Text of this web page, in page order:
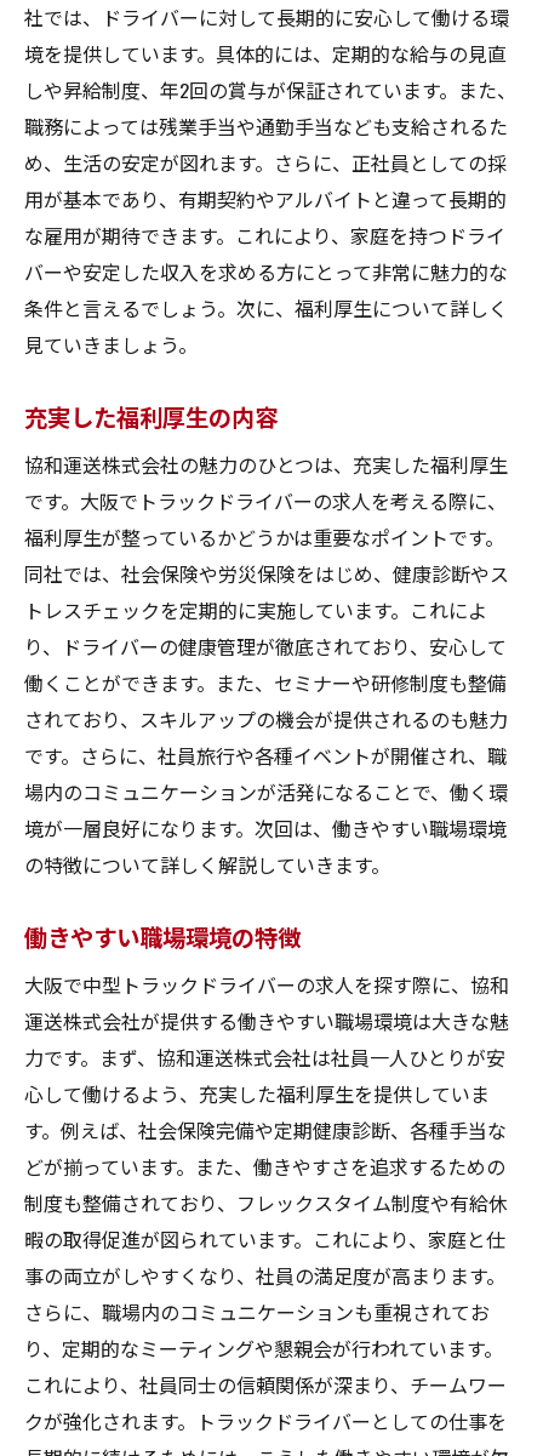
社では、ドライバーに対して長期的に安心して働ける環
境を提供しています。具体的には、定期的な給与の見直
しや昇給制度、年2回の賞与が保証されています。また、
職務によっては残業手当や通勤手当なども支給されるた
め、生活の安定が図れます。さらに、正社員としての採
用が基本であり、有期契約やアルバイトと違って長期的
な雇用が期待できます。これにより、家庭を持つドライ
バーや安定した収入を求める方にとって非常に魅力的な
条件と言えるでしょう。次に、福利厚生について詳しく
見ていきましょう。
充実した福利厚生の内容
協和運送株式会社の魅力のひとつは、充実した福利厚生
です。大阪でトラックドライバーの求人を考える際に、
福利厚生が整っているかどうかは重要なポイントです。
同社では、社会保険や労災保険をはじめ、健康診断やス
トレスチェックを定期的に実施しています。これによ
り、ドライバーの健康管理が徹底されており、安心して
働くことができます。また、セミナーや研修制度も整備
されており、スキルアップの機会が提供されるのも魅力
です。さらに、社員旅行や各種イベントが開催され、職
場内のコミュニケーションが活発になることで、働く環
境が一層良好になります。次回は、働きやすい職場環境
の特徴について詳しく解説していきます。
働きやすい職場環境の特徴
大阪で中型トラックドライバーの求人を探す際に、協和
運送株式会社が提供する働きやすい職場環境は大きな魅
力です。まず、協和運送株式会社は社員一人ひとりが安
心して働けるよう、充実した福利厚生を提供していま
す。例えば、社会保険完備や定期健康診断、各種手当な
どが揃っています。また、働きやすさを追求するための
制度も整備されており、フレックスタイム制度や有給休
暇の取得促進が図られています。これにより、家庭と仕
事の両立がしやすくなり、社員の満足度が高まります。
さらに、職場内のコミュニケーションも重視されてお
り、定期的なミーティングや懇親会が行われています。
これにより、社員同士の信頼関係が深まり、チームワー
クが強化されます。トラックドライバーとしての仕事を